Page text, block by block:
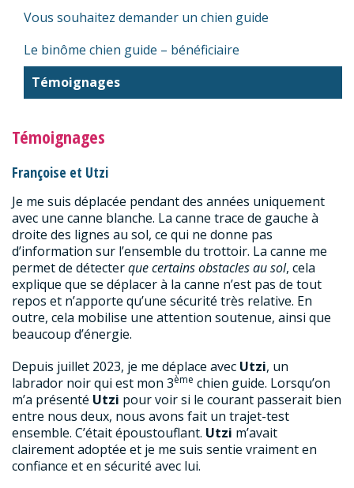
Vous souhaitez demander un chien guide
Le binôme chien guide – bénéficiaire
Témoignages
Témoignages
Françoise et Utzi
Je me suis déplacée pendant des années uniquement
avec une canne blanche. La canne trace de gauche à
droite des lignes au sol, ce qui ne donne pas
d’information sur l’ensemble du trottoir. La canne me
permet de détecterque certains obstacles au sol, cela
explique que se déplacer à la canne n’est pas de tout
repos et n’apporte qu’une sécurité très relative. En
outre, cela mobilise une attention soutenue, ainsi que
beaucoup d’énergie.
Depuis juillet 2023, je me déplace avec Utzi, un
labrador noir qui est mon 3ème chien guide. Lorsqu’on
m’a présenté Utzi pour voir si le courant passerait bien
entre nous deux, nous avons fait un trajet-test
ensemble. C’était époustouflant. Utzi m’avait
clairement adoptée et je me suis sentie vraiment en
confiance et en sécurité avec lui.